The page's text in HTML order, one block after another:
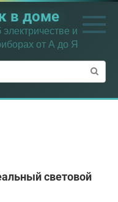
в доме
и
от А до Я
световой